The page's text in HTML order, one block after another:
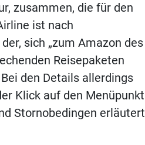
zusammen, die für den
ist nach
sich „zum Amazon des
Reisepaketen
den Details allerdings
Klick auf den Menüpunkt
Stornobedingen erläutert